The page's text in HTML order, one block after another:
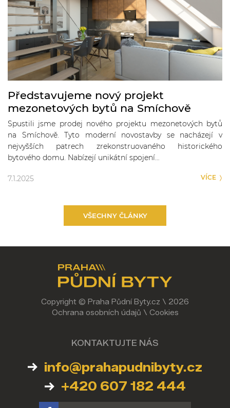
Představujeme nový projekt
mezonetových bytů na Smíchově
Spustili jsme prodej nového projektu mezonetových bytů
na Smíchově. Tyto moderní novostavby se nacházejí v
nejvyšších patrech zrekonstruovaného historického
bytového domu. Nabízejí unikátní spojení…
7.1.2025 VÍCE
VŠECHNY ČLÁNKY
Copyright © Praha Půdní Byty.cz \ 2026
Ochrana osobních údajů \ Cookies
KONTAKTUJTE NÁS
info@prahapudnibyty.cz
+420 607 182 444